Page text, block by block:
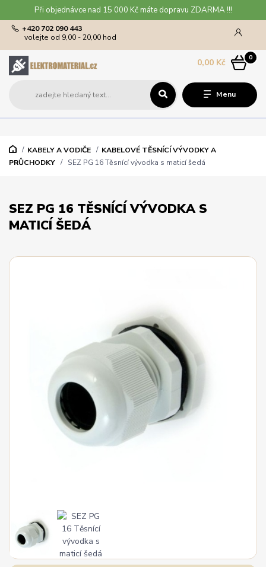
Při objednávce nad 15 000 Kč máte dopravu ZDARMA !!!
Menu
+420 702 090 443
volejte od 9,00 - 20,00 hod
0
0,00 Kč
KABELY A VODIČE
KABELOVÉ TĚSNÍCÍ VÝVODKY A
PRŮCHODKY
SEZ PG 16 Těsnící vývodka s maticí šedá
SEZ PG 16 TĚSNÍCÍ VÝVODKA S
MATICÍ ŠEDÁ